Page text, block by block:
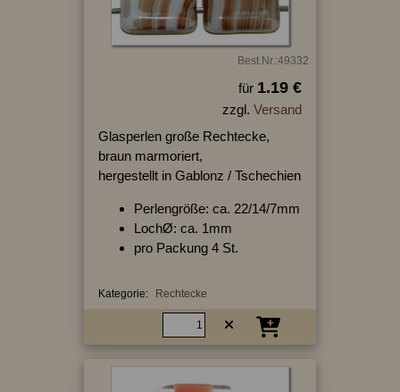
Best.Nr.:49332
für 1.19 €
zzgl. Versand
Glasperlen große Rechtecke,
braun marmoriert,
hergestellt in Gablonz / Tschechien
Perlengröße: ca. 22/14/7mm
LochØ: ca. 1mm
pro Packung 4 St.
Kategorie: Rechtecke